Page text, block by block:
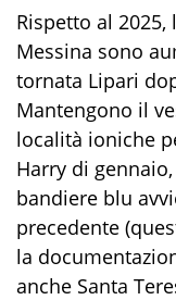
Rispetto al
Messina sono
tornata Lipari
Mantengono il
località ioniche
Harry di
bandiere blu
precedente
la
anche Santa